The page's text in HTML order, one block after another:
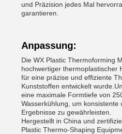
und Präzision jedes Mal
garantieren.
Anpassung:
Die WX Plastic Thermoforming
hochwertiger thermoplastischer
für eine präzise und effiziente
Kunststoffen entwickelt
eine maximale Formtiefe von
Wasserkühlung, um konsistente
Ergebnisse zu gewährleisten.
Hergestellt in China und
Plastic Thermo-Shaping